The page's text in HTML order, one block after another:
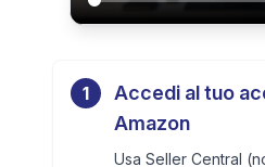
1
Accedi al tuo
Amazon
Usa Seller Central